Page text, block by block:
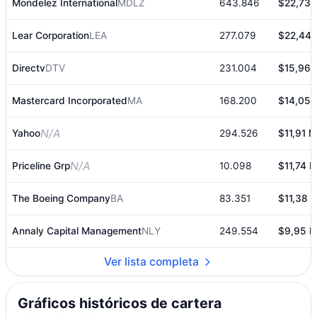
Mondelez InternationalMDLZ 643.846 $22,73
Lear CorporationLEA 277.079 $22,44
DirectvDTV 231.004 $15,96
Mastercard IncorporatedMA 168.200 $14,05
YahooN/A 294.526 $11,91
Priceline GrpN/A 10.098 $11,74
The Boeing CompanyBA 83.351 $11,38
Annaly Capital ManagementNLY 249.554 $9,95
Ver lista completa
Gráficos históricos de cartera